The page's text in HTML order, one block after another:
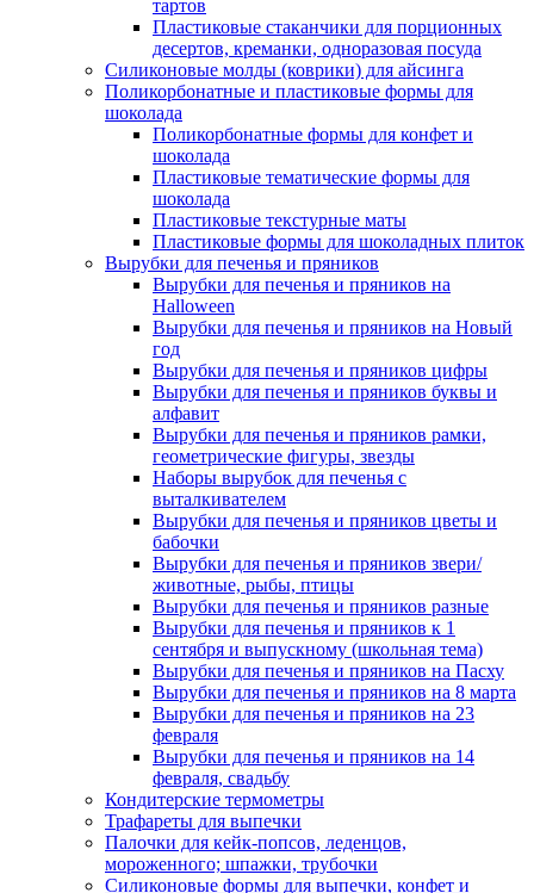
тартов
Пластиковые стаканчики для порционных
десертов, креманки, одноразовая посуда
Силиконовые молды (коврики) для айсинга
Поликорбонатные и пластиковые формы для
шоколада
Поликорбонатные формы для конфет и
шоколада
Пластиковые тематические формы для
шоколада
Пластиковые текстурные маты
Пластиковые формы для шоколадных плиток
Вырубки для печенья и пряников
Вырубки для печенья и пряников на
Halloween
Вырубки для печенья и пряников на Новый
год
Вырубки для печенья и пряников цифры
Вырубки для печенья и пряников буквы и
алфавит
Вырубки для печенья и пряников рамки,
геометрические фигуры, звезды
Наборы вырубок для печенья с
выталкивателем
Вырубки для печенья и пряников цветы и
бабочки
Вырубки для печенья и пряников звери/
животные, рыбы, птицы
Вырубки для печенья и пряников разные
Вырубки для печенья и пряников к 1
сентября и выпускному (школьная тема)
Вырубки для печенья и пряников на Пасху
Вырубки для печенья и пряников на 8 марта
Вырубки для печенья и пряников на 23
февраля
Вырубки для печенья и пряников на 14
февраля, свадьбу
Кондитерские термометры
Трафареты для выпечки
Палочки для кейк-попсов, леденцов,
мороженного; шпажки, трубочки
Силиконовые формы для выпечки, конфет и